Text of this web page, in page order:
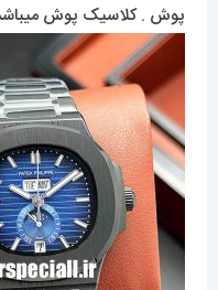
پوش . کلاسیک پوش